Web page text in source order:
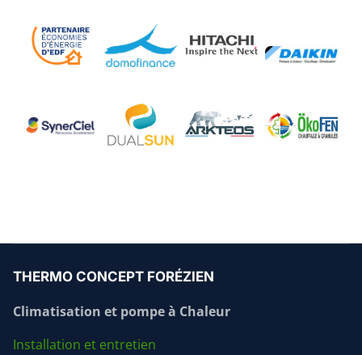
THERMO CONCEPT FORÉZIEN
Climatisation et pompe à Chaleur
Installation et entretien